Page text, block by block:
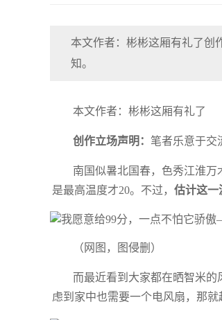
本文作者：彬彬这厢有礼了创
知。
本文作者：彬彬这厢有礼了
创作立场声明： 笔者乐意于交
南国似暑北国春，色秀江淮
是最高温度才20。不过， 估计这一
（网图，图侵删）
而最近看到大家都在晒智米
虑到家中也需要一个电风扇，那